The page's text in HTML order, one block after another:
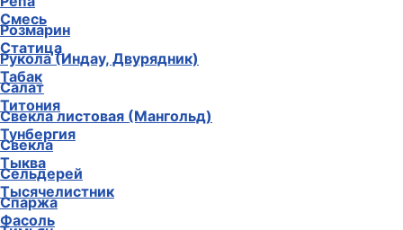
Смесь
Статица
Табак
Титония
Тунбергия
Тыква
Тысячелистник
Фасоль
Розмарин
Рукола (Индау, Двурядник)
Салат
Свекла листовая (Мангольд)
Свекла
Сельдерей
Спаржа